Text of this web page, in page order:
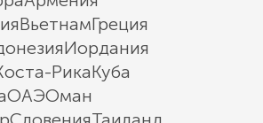
ВьетнамГреция
Иордания
РикаКуба
ОАЭОман